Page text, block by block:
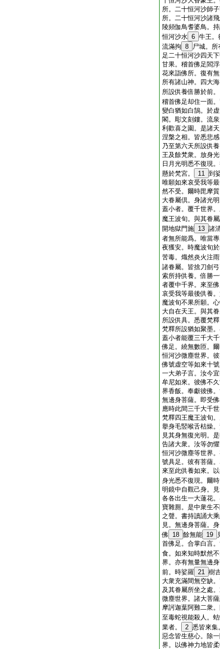
所。二十恒河沙師
所。二十恒河沙諸
陵頻伽鳥耆婆鳥。
恒河沙水 6 牛王。
流滿拘 8 尸城。
足二十恒河沙四天
甘果。稽首佛足閻
花來詣佛所。復有
所有諸山神。四大
所設供養倍勝於前
稽首佛足却住一面
變白猶如白鵠。於
閣。彫文刻鏤。流
利歡喜之園。是諸
涅槃之相。皆悉悲
乃至第六天所設供
王及餘梵衆。放身
日月光明悉不復現
懸於梵宮。
11 到
唯願如來哀受我等
然不受。爾時毘摩
大眷屬倶。身諸光
蓋小者。覆千世界
魔王波旬。與其眷
開地獄門施 13 諸
者無所能爲。唯當
夜獲安。時魔波旬
苦毒。熾然炎火注
諸眷屬。皆捨刀劍
索所持供養。倍勝
者覆中千界。來至
哀受我等最後供養
魔波旬不果所願。
大自在天王。與其
所設供具。悉覆梵
梵釋所設猶如聚墨
蓋小者能覆三千大
佛足。繞無數匝。
恒河沙微塵世界。
佛號虚空等如來十
一大弟子言。汝今
牟尼如來。彼佛不
界香飯。奉獻彼佛
無邊身菩薩。即受
應時此間三千大千
梵釋四王魔王波旬
擧身毛竪喉舌枯燥
見其身無復光明。
告諸大衆。汝等勿
恒河沙微塵等世界
號具足。彼有菩薩
來至此供養如來。
身光悉不復現。爾
明鏡中自觀己身。
各各出生一大蓮花
寶雜厠。是中衆生
之聲。書持讀誦大
見。無邊身菩薩。
佛
18 餘無能 19
首佛足。合掌白言
食。如來知時默然
界。亦有無量無邊
前。時娑羅 21 樹
大衆充滿間無空缺
及其眷屬所坐之處
微塵世界。諸大菩
摩訶迦葉阿難二衆
至毒蛇視能殺人。
業者。
2 悉皆來集
惡念皆生慈心。除
界。以佛神力地皆